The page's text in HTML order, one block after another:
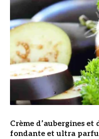
Crème d’aubergines
fondante et ultra